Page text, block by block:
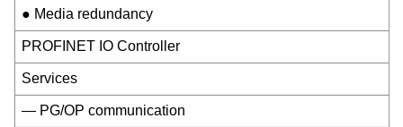
● Media redundancy
PROFINET IO Controller
Services
— PG/OP communication